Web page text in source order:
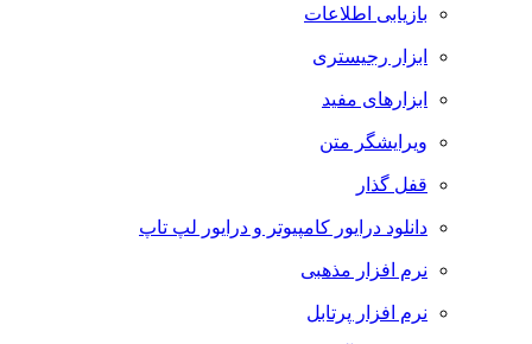
بازیابی اطلاعات
ابزار رجیستری
ابزارهای مفید
ویرایشگر متن
قفل گذار
دانلود درایور کامپیوتر و درایور لپ تاپ
نرم افزار مذهبی
نرم افزار پرتابل